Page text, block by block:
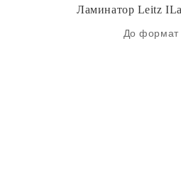
Ламинатор Leitz
До формат